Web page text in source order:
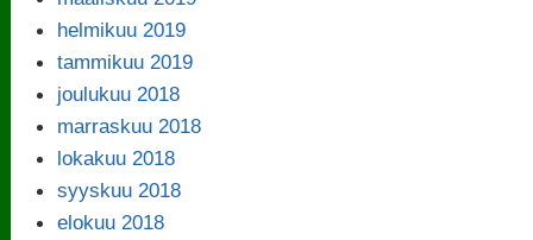
helmikuu 2019
tammikuu 2019
joulukuu 2018
marraskuu 2018
lokakuu 2018
syyskuu 2018
elokuu 2018